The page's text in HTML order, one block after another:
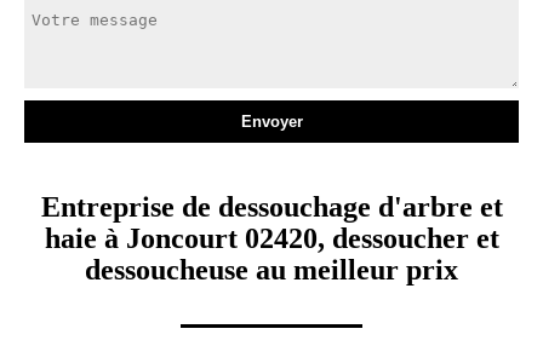
Entreprise de dessouchage d'arbre et
haie à Joncourt 02420, dessoucher et
dessoucheuse au meilleur prix